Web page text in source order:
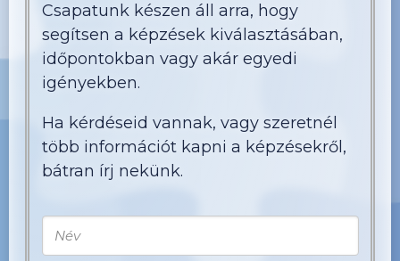
Csapatunk készen áll arra, hogy
segítsen a képzések kiválasztásában,
időpontokban vagy akár egyedi
igényekben.
Ha kérdéseid vannak, vagy szeretnél
több információt kapni a képzésekről,
bátran írj nekünk.